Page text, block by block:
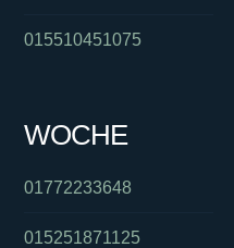
015510451075
WOCHE
01772233648
015251871125